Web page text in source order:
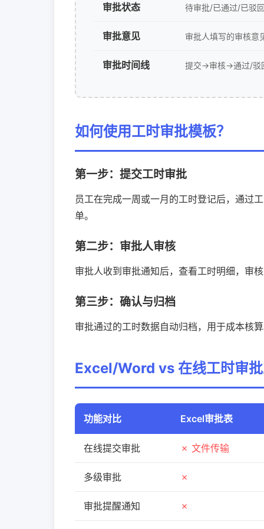
审批状态 待审批/已通过/已驳
审批意见 审批人填写的审核意
审批时间线 提交→审核→通过/驳
如何使用工时审批模板？
第一步：提交工时审批
员工在完成一周或一月的工时登记后，通过
单。
第二步：审批人审核
审批人收到审批通知后，查看工时明细，审
第三步：确认与归档
审批通过的工时数据自动归档，用于成本核
Excel/Word vs 在线工时审
功能对比 Excel审批表
在线提交审批 ✗ 文件传输
多级审批 ✗
审批提醒通知 ✗